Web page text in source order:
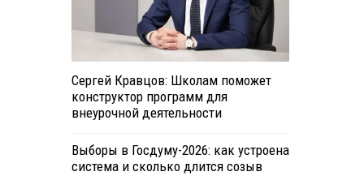
Сергей Кравцов: Школам поможет
конструктор программ для
внеурочной деятельности
Выборы в Госдуму-2026: как устроена
система и сколько длится созыв